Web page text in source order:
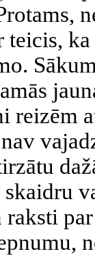
teicis,
reizēm
raksti